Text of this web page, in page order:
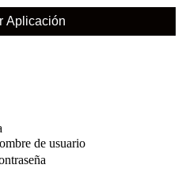
Aplicación
de usuario